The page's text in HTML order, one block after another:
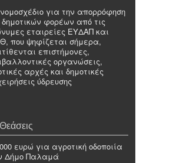
για την απορρόφηση
φορέων από τις
εταιρείες ΕΥΔΑΠ και
που ψηφίζεται σήμερα,
επιστήμονες,
οργανώσεις,
αρχές και δημοτικές
ύδρευσης
ευρώ για αγροτική οδοποιία
Δήμο Παλαμά